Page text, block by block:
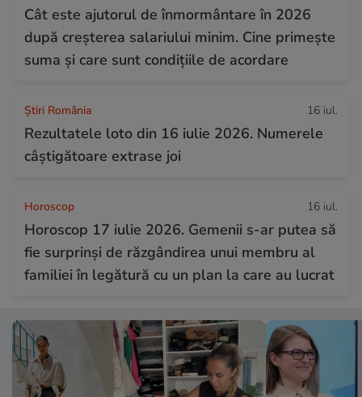
Cât este ajutorul de înmormântare în 2026
după creșterea salariului minim. Cine primește
suma și care sunt condițiile de acordare
Știri România 16 iul.
Rezultatele loto din 16 iulie 2026. Numerele
câștigătoare extrase joi
Horoscop 16 iul.
Horoscop 17 iulie 2026. Gemenii s-ar putea să
fie surprinși de răzgândirea unui membru al
familiei în legătură cu un plan la care au lucrat